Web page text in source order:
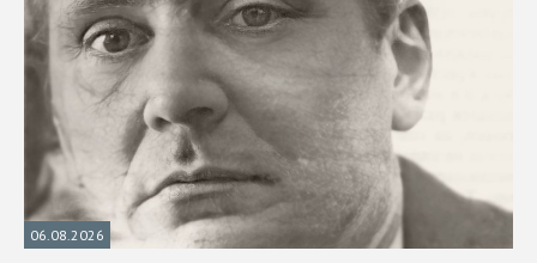
06.08.2026